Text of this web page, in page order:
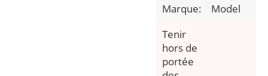
Marque:
Model
Tenir
hors de
portée